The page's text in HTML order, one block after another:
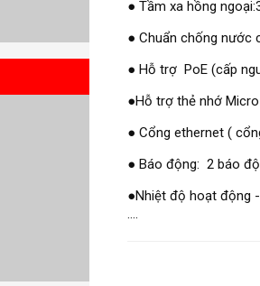
● Tầm xa hồng
● Chuẩn chống nước
● Hỗ trợ PoE (cấp
●Hỗ trợ thẻ nhớ
● Cổng ethernet (
● Báo động: 2 báo
●Nhiệt độ hoạt động
....